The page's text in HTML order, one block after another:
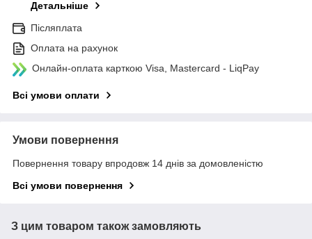
Детальніше
Післяплата
Оплата на рахунок
Онлайн-оплата карткою Visa, Mastercard - LiqPay
Всі умови оплати
Умови повернення
Повернення товару впродовж 14 днів за домовленістю
Всі умови повернення
З цим товаром також замовляють